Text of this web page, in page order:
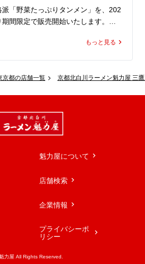
京都の店舗一覧 京都北白川ラーメン魁力屋 三
「野菜たっぷりタンメン」を、202
間限定で販売開始いたします。
分、爆盛りなら1日分以上の野菜が摂
組み合わせました。
よく絡み、とろとろの豚バラチャーシ
。
菜たっぷりタンメン」、しっかり食べ
もっと見る
魁力屋について
店舗検索
企業情報
プライバシーポ
リシー
魁力屋 All Rights Reserved.